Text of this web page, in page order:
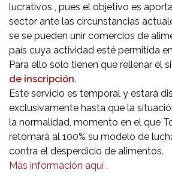
lucrativos , pues el objetivo es
sector ante las circunstancias
se se pueden unir comercios de
país cuya actividad esté permitida
Para ello solo tienen que rellenar el
de inscripción.
Este servicio es temporal y estará
exclusivamente hasta que la
la normalidad, momento en el que
retomará al 100% su modelo de
contra el desperdicio de alimentos.
Más información aquí .